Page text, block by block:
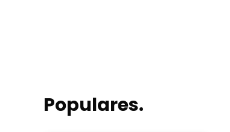
Populares.